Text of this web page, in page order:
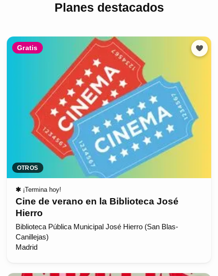
Planes destacados
Gratis
OTROS
✱ ¡Termina hoy!
Cine de verano en la Biblioteca José
Hierro
Biblioteca Pública Municipal José Hierro (San Blas-
Canillejas)
Madrid